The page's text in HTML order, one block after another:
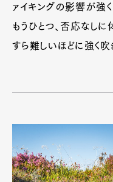
ァイキングの影響が強
もうひとつ、否応なし
すら難しいほどに強く吹